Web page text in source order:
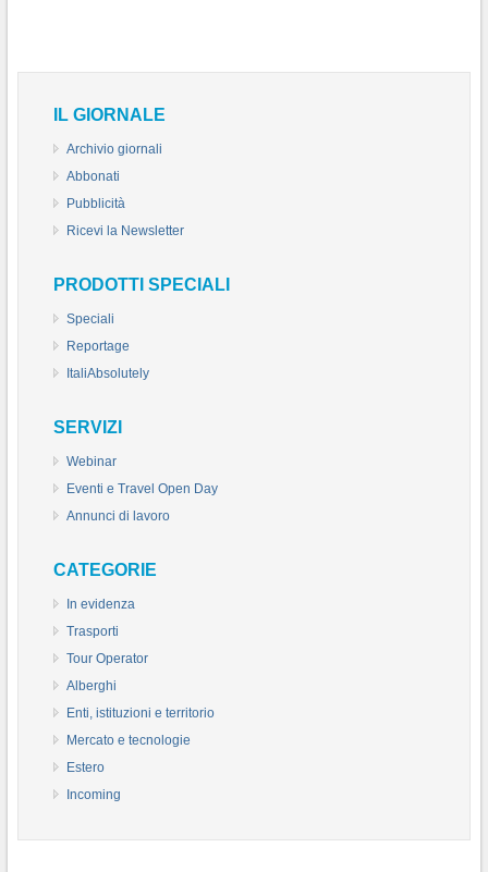
IL GIORNALE
Archivio giornali
Abbonati
Pubblicità
Ricevi la Newsletter
PRODOTTI SPECIALI
Speciali
Reportage
ItaliAbsolutely
SERVIZI
Webinar
Eventi e Travel Open Day
Annunci di lavoro
CATEGORIE
In evidenza
Trasporti
Tour Operator
Alberghi
Enti, istituzioni e territorio
Mercato e tecnologie
Estero
Incoming